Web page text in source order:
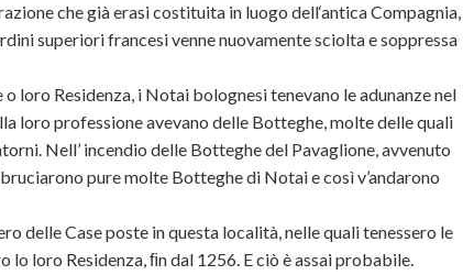
che già erasi costituita in luogo dell‘antica Compagnia,
superiori francesi venne nuovamente sciolta e soppressa
loro Residenza, i Notai bolognesi tenevano le adunanze nel
loro professione avevano delle Botteghe, molte delle quali
Nell’ incendio delle Botteghe del Pavaglione, avvenuto
pure molte Botteghe di Notai e così v’andarono
delle Case poste in questa località, nelle quali tenessero le
loro Residenza, ﬁn dal 1256. E ciò è assai probabile.